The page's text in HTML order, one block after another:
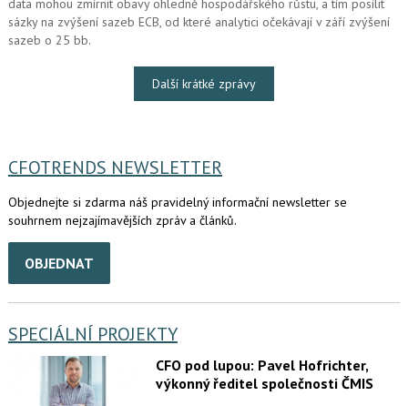
data mohou zmírnit obavy ohledně hospodářského růstu, a tím posílit
sázky na zvýšení sazeb ECB, od které analytici očekávají v září zvýšení
sazeb o 25 bb.
Další krátké zprávy
CFOTRENDS NEWSLETTER
Objednejte si zdarma náš pravidelný informační newsletter se
souhrnem nejzajímavějších zpráv a článků.
OBJEDNAT
SPECIÁLNÍ PROJEKTY
CFO pod lupou: Pavel Hofrichter,
výkonný ředitel společnosti ČMIS